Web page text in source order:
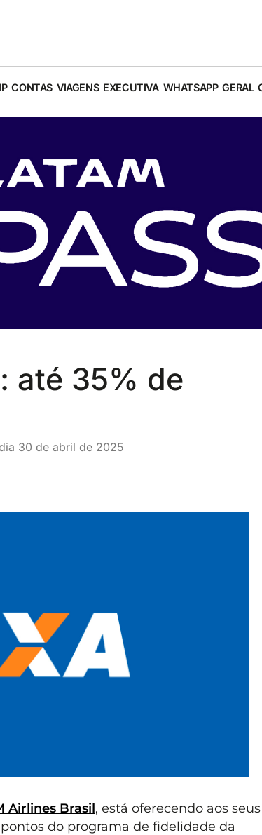
CONTAS VIAGENS EXECUTIVA WHATSAPP GERAL
até 35% de
30 de abril de 2025
Airlines Brasil, está oferecendo aos seus
do programa de fidelidade da